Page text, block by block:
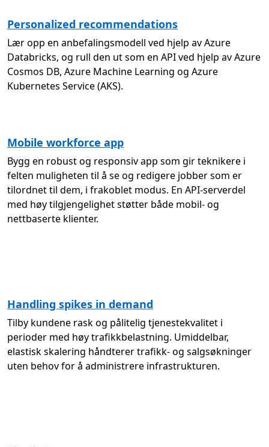
Personalized recommendations
Lær opp en anbefalingsmodell ved hjelp av Azure
Databricks, og rull den ut som en API ved hjelp av Azure
Cosmos DB, Azure Machine Learning og Azure
Kubernetes Service (AKS).
Mobile workforce app
Bygg en robust og responsiv app som gir teknikere i
felten muligheten til å se og redigere jobber som er
tilordnet til dem, i frakoblet modus. En API-serverdel
med høy tilgjengelighet støtter både mobil- og
nettbaserte klienter.
Handling spikes in demand
Tilby kundene rask og pålitelig tjenestekvalitet i
perioder med høy trafikkbelastning. Umiddelbar,
elastisk skalering håndterer trafikk- og salgsøkninger
uten behov for å administrere infrastrukturen.